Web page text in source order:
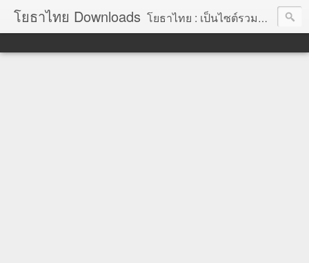
โยธาไทย Downloads โยธาไทย : เป็นไซต์รวมข้อมูลความรู้ สำหรับช่างโยธา นายช่างโยธา วิศวกรโยธา ตลอดจนความรู้สำหรับผู้ที่ปฏิบัติงานในองค์กรปกครองส่วนท้องถิ่น จัดทำโดย นายอภิสิทธิ์ มากสุวรรณ โยธา, โยธาไทย,ช่างโยธา, นายช่างโยธา,วิศวกร, วิศวกรรม, ราคากลาง,หลักเกณฑ์การคำนวณราคากลาง, ราคาวัสดุก่อสร้าง, ราคาพาณิชย์จังหวัด, ค่าขนส่ง, ค่าเสื่อม, ค่าอำนวยการ, ถอดแบบ, ไม้แบบ, วัสดุก่อสร้าง, ค่าแรง, ค่าแรงงาน, ค่าแรงงานคน, ไม้แบบ, การถอดวัสดุ